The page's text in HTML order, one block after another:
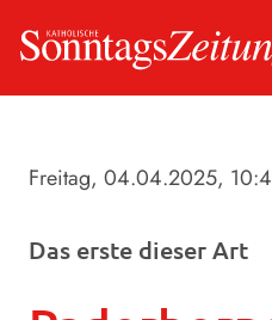
Freitag, 04.04.2025,
Das erste dieser Art